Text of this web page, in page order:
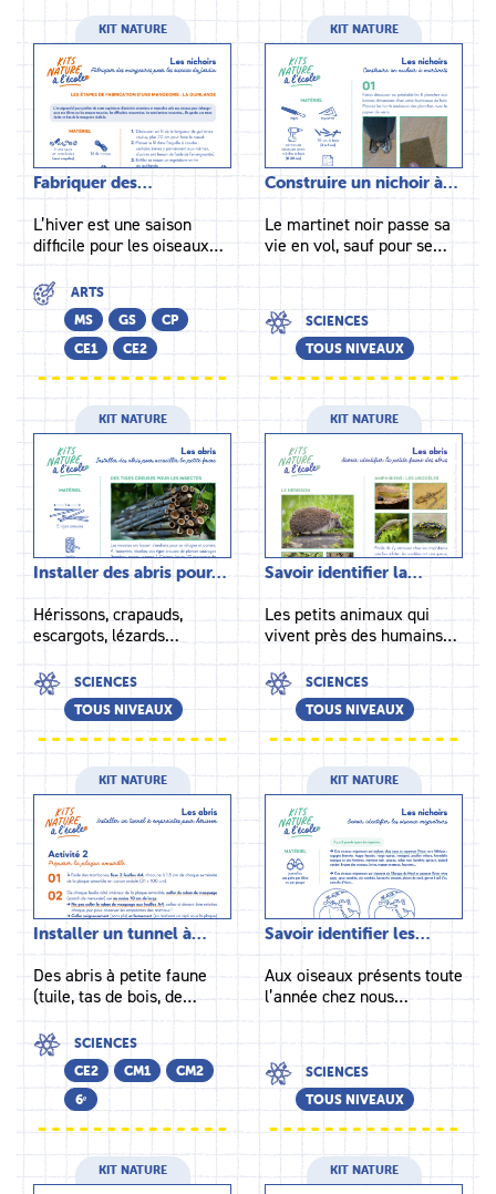
KIT NATURE
Fabriquer des…
L’hiver est une saison
difficile pour les oiseaux…
ARTS
MS
GS
CP
CE1
CE2
KIT NATURE
Construire un nichoir à…
Le martinet noir passe sa
vie en vol, sauf pour se…
SCIENCES
TOUS NIVEAUX
KIT NATURE
Installer des abris pour…
Hérissons, crapauds,
escargots, lézards…
SCIENCES
TOUS NIVEAUX
KIT NATURE
Savoir identifier la…
Les petits animaux qui
vivent près des humains…
SCIENCES
TOUS NIVEAUX
KIT NATURE
Installer un tunnel à…
Des abris à petite faune
(tuile, tas de bois, de…
SCIENCES
CE2
CM1
CM2
6ᵉ
KIT NATURE
Savoir identifier les…
Aux oiseaux présents toute
l’année chez nous…
SCIENCES
TOUS NIVEAUX
KIT NATURE KIT NATURE